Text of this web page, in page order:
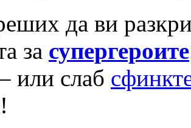
да ви
за супергероите
или слаб